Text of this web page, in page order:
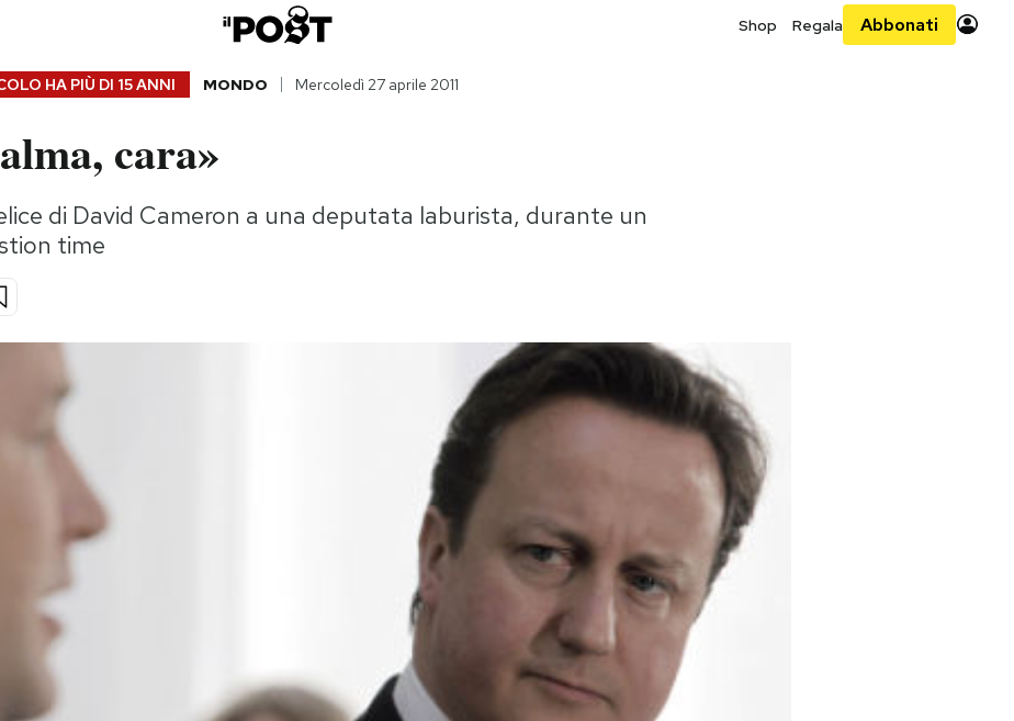
Shop Regala Abbonati
HA PIÙ DI 15 ANNI MONDO Mercoledì 27 aprile 2011
cara»
di David Cameron a una deputata laburista, durante un
time